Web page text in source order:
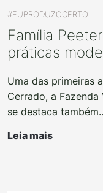
#EUPRODUZOCERTO
Família
práticas
Uma das primeiras
Cerrado, a
se destaca
Leia mais